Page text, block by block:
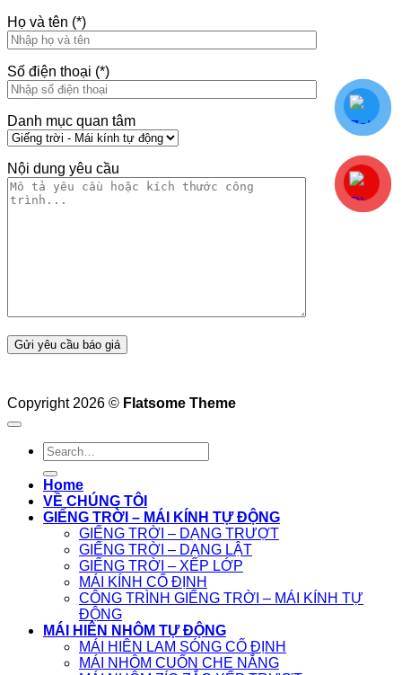
Họ và tên (*)
Số điện thoại (*)
Danh mục quan tâm
Nội dung yêu cầu
Copyright 2026 © Flatsome Theme
Home
VỀ CHÚNG TÔI
GIẾNG TRỜI – MÁI KÍNH TỰ ĐỘNG
GIẾNG TRỜI – DẠNG TRƯỢT
GIẾNG TRỜI – DẠNG LẬT
GIẾNG TRỜI – XẾP LỚP
MÁI KÍNH CỐ ĐỊNH
CÔNG TRÌNH GIẾNG TRỜI – MÁI KÍNH TỰ
ĐỘNG
MÁI HIÊN NHÔM TỰ ĐỘNG
MÁI HIÊN LAM SÓNG CỐ ĐỊNH
MÁI NHÔM CUỐN CHE NẮNG